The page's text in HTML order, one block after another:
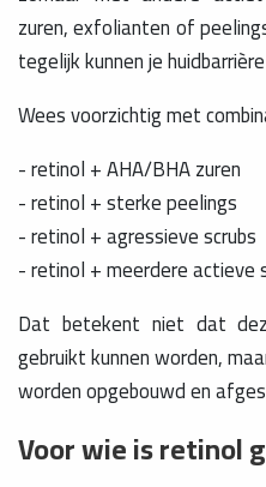
zuren, exfolianten of
tegelijk kunnen je
Wees voorzichtig met
- retinol + AHA/BHA zuren
- retinol + sterke peelings
- retinol + agressieve scrubs
- retinol + meerdere actieve
Dat betekent niet dat
gebruikt kunnen worden,
worden opgebouwd en
Voor wie is retinol